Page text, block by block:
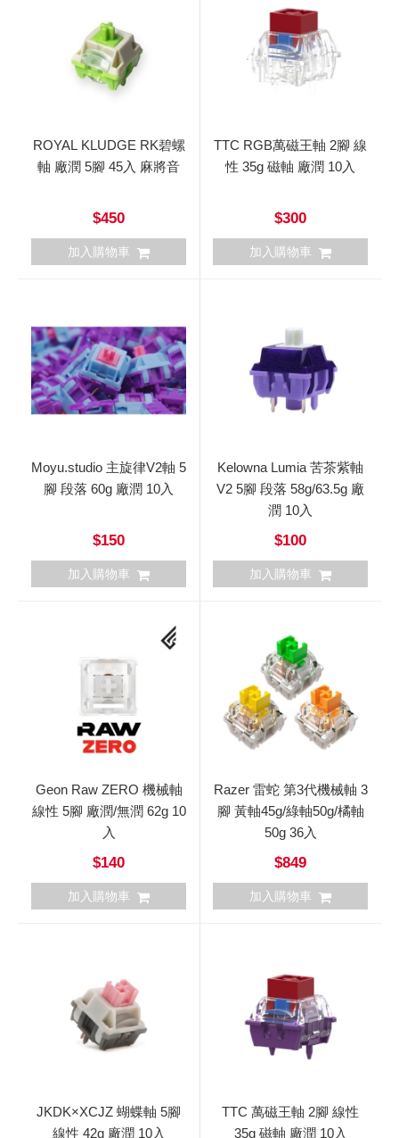
ROYAL KLUDGE RK碧螺
軸 廠潤 5腳 45入 麻將音
$450
加入購物車
TTC RGB萬磁王軸 2腳 線
性 35g 磁軸 廠潤 10入
$300
加入購物車
Moyu.studio 主旋律V2軸 5
腳 段落 60g 廠潤 10入
$150
加入購物車
Kelowna Lumia 苦茶紫軸
V2 5腳 段落 58g/63.5g 廠
潤 10入
$100
加入購物車
Geon Raw ZERO 機械軸
線性 5腳 廠潤/無潤 62g 10
入
$140
加入購物車
Razer 雷蛇 第3代機械軸 3
腳 黃軸45g/綠軸50g/橘軸
50g 36入
$849
加入購物車
JKDK×XCJZ 蝴蝶軸 5腳
線性 42g 廠潤 10入
TTC 萬磁王軸 2腳 線性
35g 磁軸 廠潤 10入